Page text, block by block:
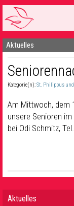
Startseite
1 Pfarrei
16 Gemeinden &
Gottesdienste &
Sakramente &
Seelsorge &
Aktuelles
Kategorie(n):St. Philippus
Am Mittwoch, dem
unsere Senioren
bei Odi Schmitz,
Aktuelles